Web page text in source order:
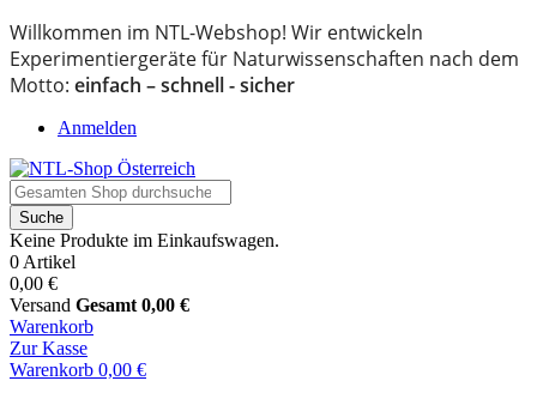
Willkommen im NTL-Webshop! Wir entwickeln
Experimentiergeräte für Naturwissenschaften nach dem
Motto: einfach – schnell - sicher
Anmelden
Suche
Keine Produkte im Einkaufswagen.
0 Artikel
0,00 €
Versand Gesamt 0,00 €
Warenkorb
Zur Kasse
Warenkorb 0,00 €